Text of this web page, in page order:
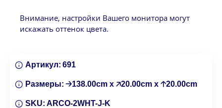
Внимание, настройки Вашего монитора могут
искажать оттенок цвета.
Артикул: 691
Размеры: 🡢138.00cm x 🡥20.00cm x 🡡20.00cm
SKU: ARCO-2WHT-J-K